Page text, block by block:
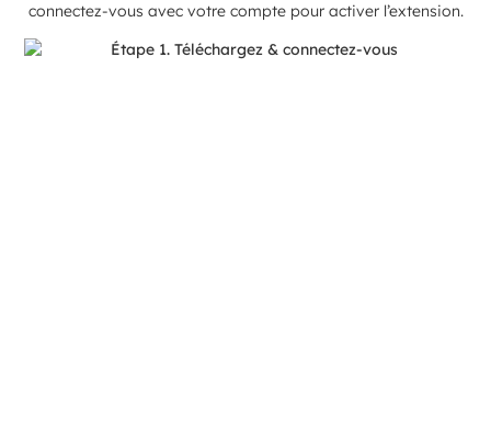
connectez-vous avec votre compte pour activer l’extension.